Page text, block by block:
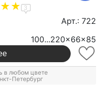
3
Арт.: 722
100...220x66x85
в любом цвете
Петербург